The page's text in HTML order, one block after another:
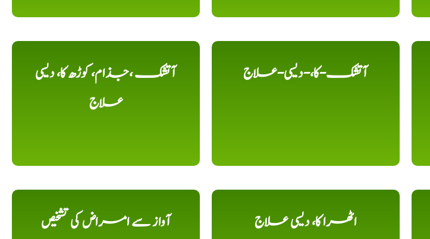
آتشک ،جذام، کوڑھ کا، دیسی
علاج
آتشک-کا،-دیسی-علاج
آواز سے امراض کی تشخیص
اٹھرا کا، دیسی علاج